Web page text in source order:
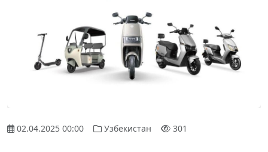
02.04.2025 00:00 Узбекистан 301